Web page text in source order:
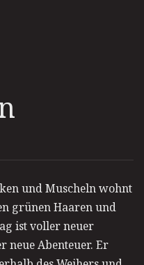
und Muscheln wohnt
grünen Haaren und
ist voller neuer
neue Abenteuer. Er